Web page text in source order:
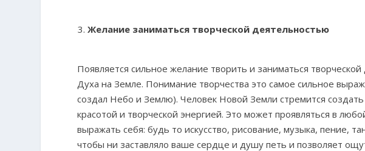
Желание заниматься творческой деятельностью
Появляется сильное желание творить и заниматься
Духа на Земле. Понимание творчества это самое сильное
создал Небо и Землю). Человек Новой Земли стремится
красотой и творческой энергией. Это может проявляться в
выражать себя: будь то искусство, рисование, музыка, пение,
чтобы ни заставляло ваше сердце и душу петь и позволяет